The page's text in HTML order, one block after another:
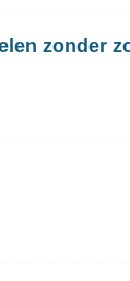
zonder